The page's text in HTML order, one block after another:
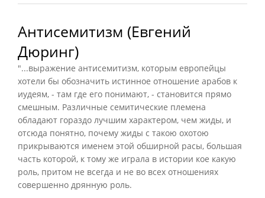
Антисемитизм (Евгений
Дюринг)
"...выражение антисемитизм, которым европейцы
хотели бы обозначить истинное отношение арабов к
иудеям, - там где его понимают, - становится прямо
смешным. Различные семитические племена
обладают гораздо лучшим характером, чем жиды, и
отсюда понятно, почему жиды с такою охотою
прикрываются именем этой обширной расы, большая
часть которой, к тому же играла в истории кое какую
роль, притом не всегда и не во всех отношениях
совершенно дрянную роль.